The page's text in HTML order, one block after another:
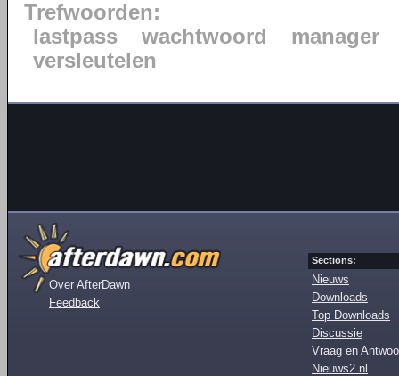
Trefwoorden:
lastpass
wachtwoord
manager
versleutelen
Over AfterDawn
Feedback
Sections:
Nieuws
Downloads
Top Downloads
Discussie
Vraag en
Nieuws2.nl